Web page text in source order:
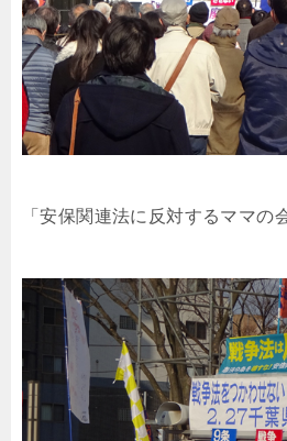
「安保関連法に反対するママの